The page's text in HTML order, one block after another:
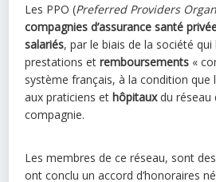
Les PPO (Preferred Providers
compagnies d’assurance santé
salariés, par le biais de la société
prestations etremboursements «
système français, à la condition que
aux praticiens ethôpitauxdu réseau
compagnie.
Les membres de ce réseau, sont
ont conclu un accord d’honoraires